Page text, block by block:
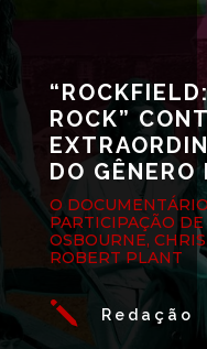
ROCK”
DO GÊNERO
O
PARTICIPAÇÃO
OSBOURNE,
ROBERT PLANT
j Redação